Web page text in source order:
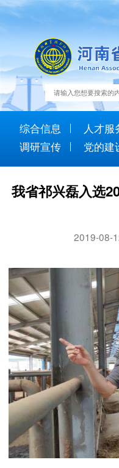
综合信息 人才服
调研宣传
党的建
我省祁兴磊入选
2019-08-